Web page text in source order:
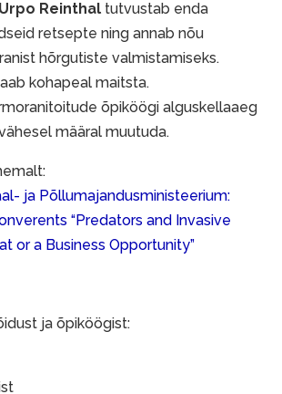
Urpo Reinthal tutvustab enda
retsepte ning annab nõu
hõrgutiste valmistamiseks.
kohapeal maitsta.
õpiköögi alguskellaaeg
määral muutuda.
ja Põllumajandusministeerium:
“Predators and Invasive
or a Business Opportunity”
ja õpiköögist: